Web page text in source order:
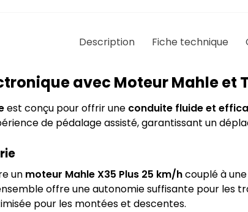
Description Fiche technique
avec Moteur Mahle et
est conçu pour offrir une conduite fluide et
de pédalage assisté, garantissant un
un moteur Mahle X35 Plus 25 km/hcouplé à
offre une autonomie suffisante pour les
pour les montées et descentes.